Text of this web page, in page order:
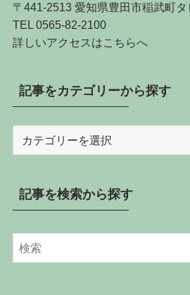
〒441-2513 愛知県豊田市稲武町
TEL 0565-82-2100
詳しいアクセスはこちらへ
記事をカテゴリーから探す
カ
テ
ー
記事を検索から探す